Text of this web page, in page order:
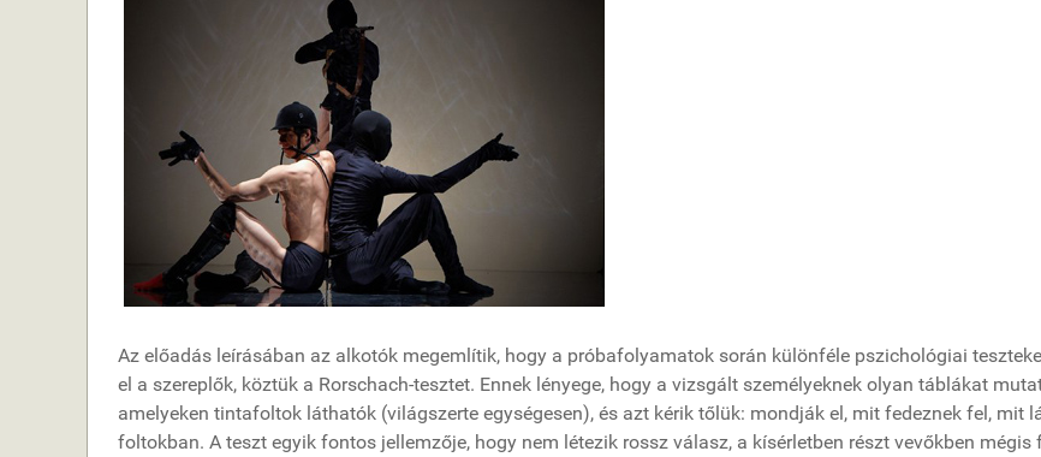
Az előadás leírásában az alkotók megemlítik, hogy a próbafolyamatok során különféle pszichológiai
el a szereplők, köztük a Rorschach-tesztet. Ennek lényege, hogy a vizsgált személyeknek olyan táblákat
amelyeken tintafoltok láthatók (világszerte egységesen), és azt kérik tőlük: mondják el, mit fedeznek fel, mit
foltokban. A teszt egyik fontos jellemzője, hogy nem létezik rossz válasz, a kísérletben részt vevőkben mégis